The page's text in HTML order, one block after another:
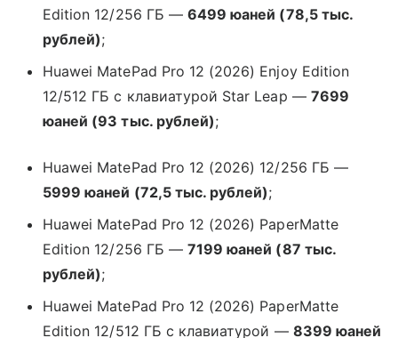
Edition 12/256 ГБ — 6499 юаней (78,5 тыс.
рублей);
Huawei MatePad Pro 12 (2026) Enjoy Edition
12/512 ГБ с клавиатурой Star Leap — 7699
юаней (93 тыс. рублей);
Huawei MatePad Pro 12 (2026) 12/256 ГБ —
5999 юаней (72,5 тыс. рублей);
Huawei MatePad Pro 12 (2026) PaperMatte
Edition 12/256 ГБ — 7199 юаней (87 тыс.
рублей);
Huawei MatePad Pro 12 (2026) PaperMatte
Edition 12/512 ГБ с клавиатурой — 8399 юаней